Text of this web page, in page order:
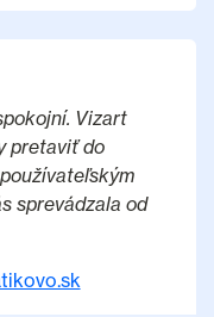
Vizart
pretaviť do
sprevádzala od